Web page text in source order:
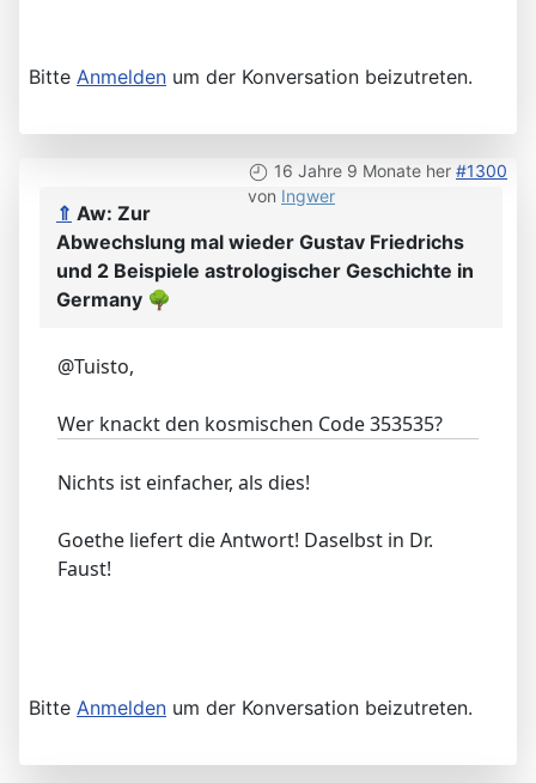
Bitte Anmelden um der Konversation beizutreten.
16 Jahre 9 Monate her #1300
von Ingwer
⇑ Aw: Zur
Abwechslung mal wieder Gustav Friedrichs
und 2 Beispiele astrologischer Geschichte in
Germany 🌳
@Tuisto,
Wer knackt den kosmischen Code 353535?
Nichts ist einfacher, als dies!
Goethe liefert die Antwort! Daselbst in Dr.
Faust!
Bitte Anmelden um der Konversation beizutreten.